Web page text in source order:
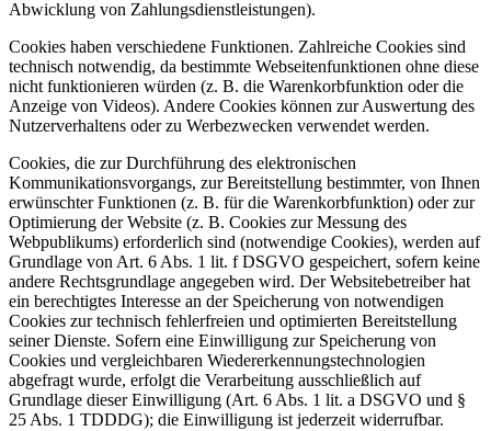
Abwicklung von Zahlungsdienstleistungen).
Cookies haben verschiedene Funktionen. Zahlreiche Cookies sind
technisch notwendig, da bestimmte Webseitenfunktionen ohne diese
nicht funktionieren würden (z. B. die Warenkorbfunktion oder die
Anzeige von Videos). Andere Cookies können zur Auswertung des
Nutzerverhaltens oder zu Werbezwecken verwendet werden.
Cookies, die zur Durchführung des elektronischen
Kommunikationsvorgangs, zur Bereitstellung bestimmter, von Ihnen
erwünschter Funktionen (z. B. für die Warenkorbfunktion) oder zur
Optimierung der Website (z. B. Cookies zur Messung des
Webpublikums) erforderlich sind (notwendige Cookies), werden auf
Grundlage von Art. 6 Abs. 1 lit. f DSGVO gespeichert, sofern keine
andere Rechtsgrundlage angegeben wird. Der Websitebetreiber hat
ein berechtigtes Interesse an der Speicherung von notwendigen
Cookies zur technisch fehlerfreien und optimierten Bereitstellung
seiner Dienste. Sofern eine Einwilligung zur Speicherung von
Cookies und vergleichbaren Wiedererkennungstechnologien
abgefragt wurde, erfolgt die Verarbeitung ausschließlich auf
Grundlage dieser Einwilligung (Art. 6 Abs. 1 lit. a DSGVO und §
25 Abs. 1 TDDDG); die Einwilligung ist jederzeit widerrufbar.